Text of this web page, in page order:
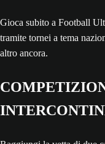
Gioca subito a Football
tramite tornei a tema
altro ancora.